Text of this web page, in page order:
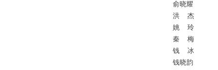
俞晓耀
洪
杰
姚
玲
秦
梅
钱
冰
钱晓韵